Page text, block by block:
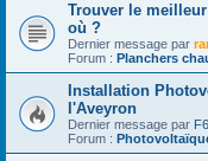
Trouver le
où ?
Dernier message par
Forum : Planchers
Installation
l'Aveyron
Dernier message par
Forum :